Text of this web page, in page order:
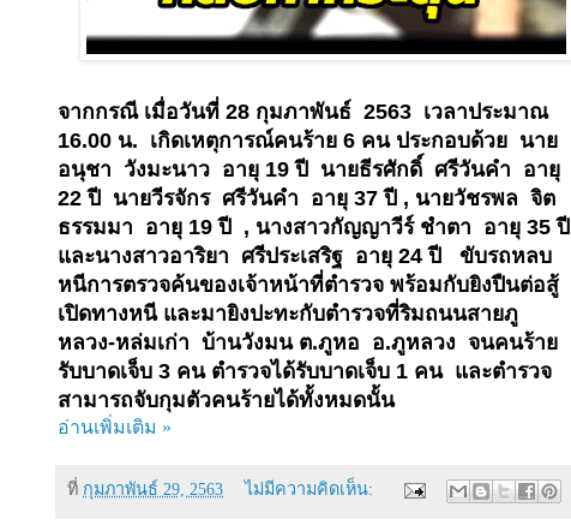
จากกรณี เมื่อวันที่ 28 กุมภาพันธ์ 2563 เวลาประมาณ
16.00 น. เกิดเหตุการณ์คนร้าย 6 คน ประกอบด้วย นาย
อนุชา วังมะนาว อายุ 19ปี นายธีรศักดิ์ ศรีวันคำ อายุ
22ปี นายวีรจักร ศรีวันคำ อายุ 37ปี , นายวัชรพล จิต
ธรรมมา อายุ 19ปี , นางสาวกัญญาวีร์ ชำตา อายุ 35ปี
และนางสาวอาริยา ศรีประเสริฐ อายุ 24ปี
ขับรถหลบ
หนีการตรวจค้นของเจ้าหน้าที่ตำรวจ พร้อมกับยิงปืนต่อสู้
เปิดทางหนี และมายิงปะทะกับตำรวจที่ริมถนนสายภู
หลวง-หล่มเก่า บ้านวังมน ต.ภูหอ อ.ภูหลวง จนคนร้าย
รับบาดเจ็บ 3 คน ตำรวจได้รับบาดเจ็บ 1 คน และตำรวจ
สามารถจับกุมตัวคนร้ายได้ทั้งหมดนั้น
อ่านเพิ่มเติม »
ที่ กุมภาพันธ์ 29, 2563 ไม่มีความคิดเห็น: